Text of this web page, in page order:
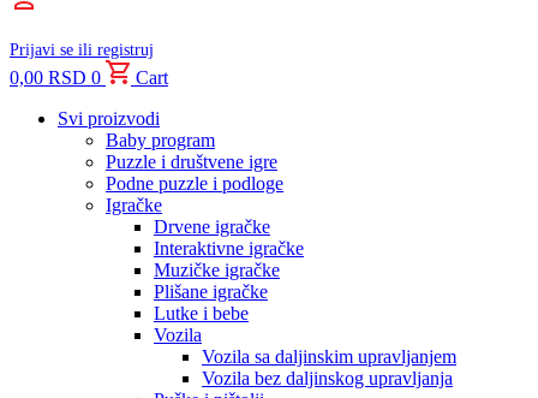
Prijavi se ili registruj
0,00 RSD 0
Cart
Svi proizvodi
Baby program
Puzzle i društvene igre
Podne puzzle i podloge
Igračke
Drvene igračke
Interaktivne igračke
Muzičke igračke
Plišane igračke
Lutke i bebe
Vozila
Vozila sa daljinskim upravljanjem
Vozila bez daljinskog upravljanja